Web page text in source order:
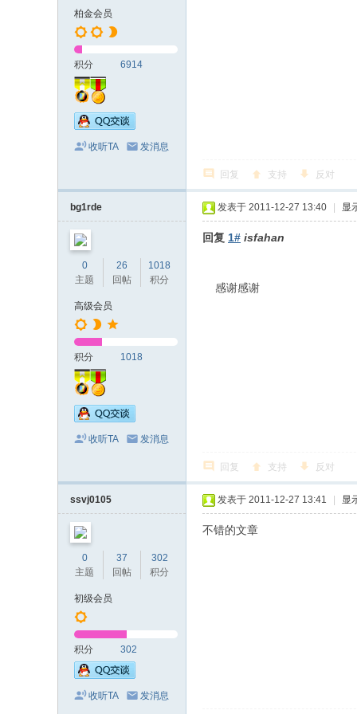
柏金会员
积分 6914
收听TA 发消息
回复 支持 反对
bg1rde
0
主题
26
回帖
1018
积分
高级会员
积分 1018
收听TA 发消息
发表于 2011-12-27 13:40 显
回复 1# isfahan
感谢感谢
回复 支持 反对
ssvj0105
0
主题
37
回帖
302
积分
初级会员
积分 302
收听TA 发消息
发表于 2011-12-27 13:41 显
不错的文章